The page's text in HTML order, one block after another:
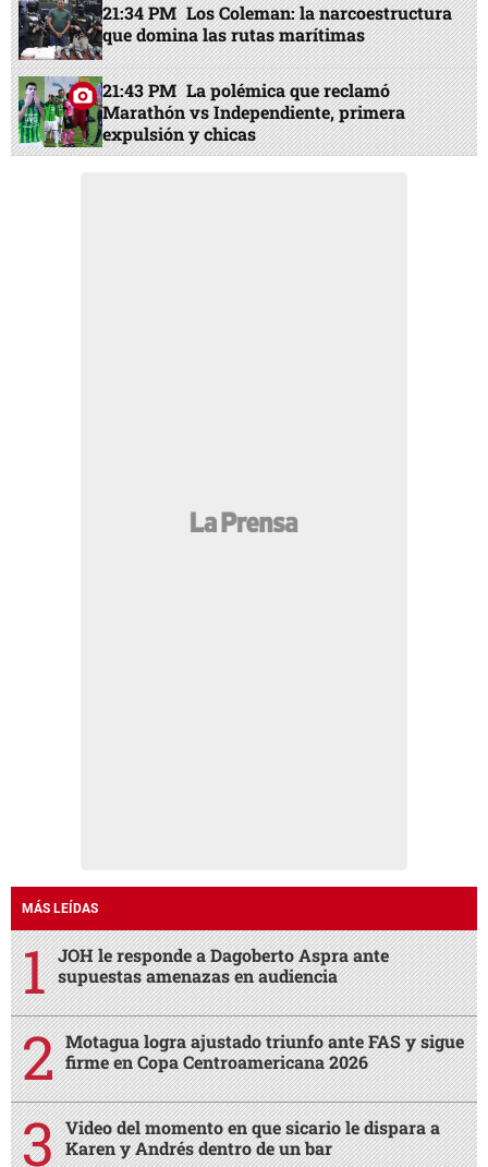
21:34 PM Los Coleman: la narcoestructura
que domina las rutas marítimas
21:43 PM La polémica que reclamó
Marathón vs Independiente, primera
expulsión y chicas
MÁS LEÍDAS
JOH le responde a Dagoberto Aspra ante
supuestas amenazas en audiencia
Motagua logra ajustado triunfo ante FAS y sigue
firme en Copa Centroamericana 2026
Video del momento en que sicario le dispara a
Karen y Andrés dentro de un bar